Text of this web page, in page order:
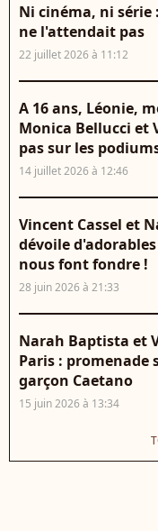
Ni cinéma, ni série
ne l'attendait pas
22 juillet 2026 à 11:12
A 16 ans, Léonie,
Monica Bellucci et
pas sur les
14 juillet 2026 à 12:46
Vincent Cassel et
dévoile
nous font fondre !
28 juin 2026 à 21:33
Narah Baptista et
Paris : promenade
garçon Caetano
15 juin 2026 à 13:34